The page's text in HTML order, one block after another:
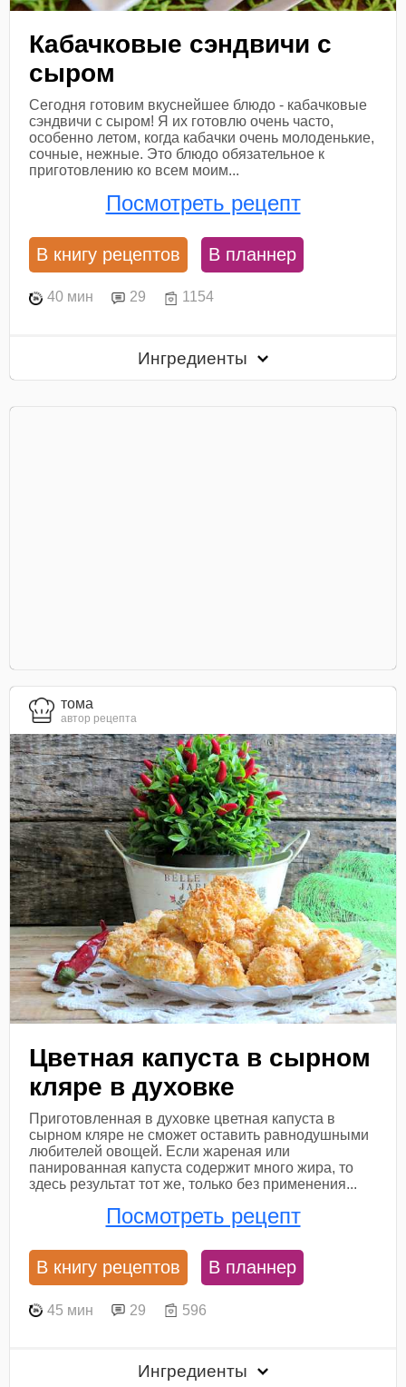
Кабачковые сэндвичи с
сыром
Сегодня готовим вкуснейшее блюдо - кабачковые
сэндвичи с сыром! Я их готовлю очень часто,
особенно летом, когда кабачки очень молоденькие,
сочные, нежные. Это блюдо обязательное к
приготовлению ко всем моим...
Посмотреть рецепт
В книгу рецептов В планнер
40 мин 29 1154
Ингредиенты
тома
автор рецепта
Цветная капуста в сырном
кляре в духовке
Приготовленная в духовке цветная капуста в
сырном кляре не сможет оставить равнодушными
любителей овощей. Если жареная или
панированная капуста содержит много жира, то
здесь результат тот же, только без применения...
Посмотреть рецепт
В книгу рецептов В планнер
45 мин 29 596
Ингредиенты